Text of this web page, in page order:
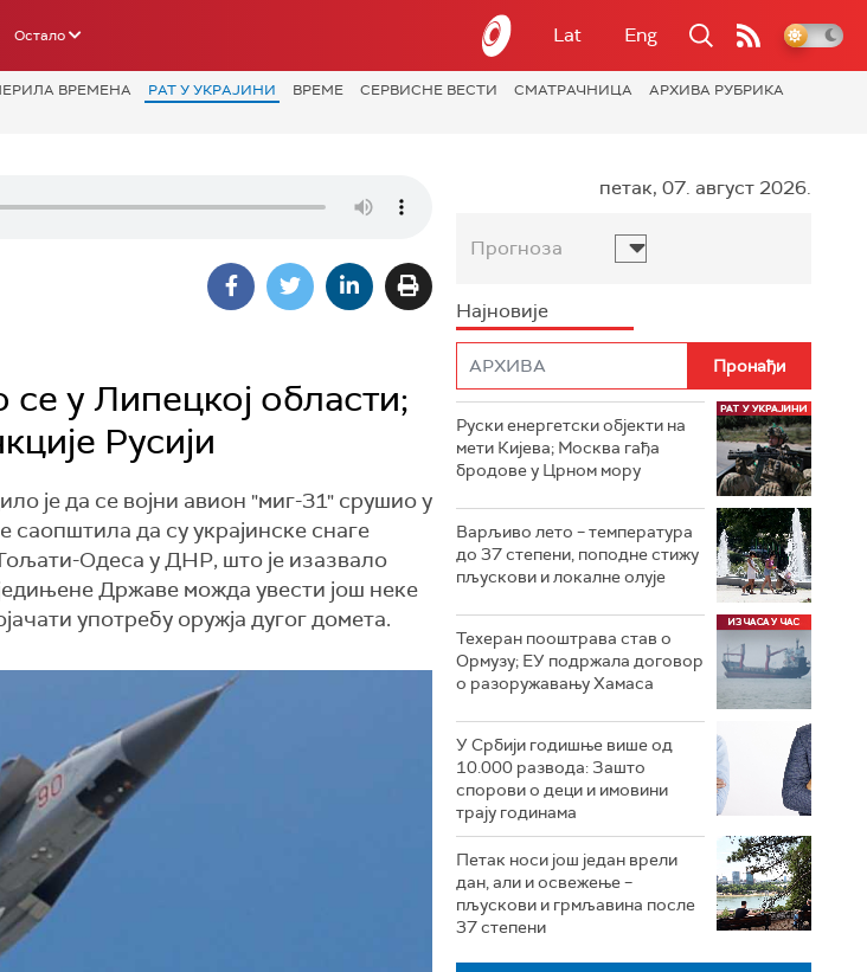
Остало Lat Eng
ВРЕМЕНА РАТ У УКРАЈИНИ ВРЕМЕ СЕРВИСНЕ ВЕСТИ СМАТРАЧНИЦА
АРХИВА РУБРИКА
у Липецкој области;
Русији
је да се војни авион "миг-31" срушио у
саопштила да су украјинске снаге
Одеса у ДНР, што је изазвало
Државе можда увести још неке
употребу оружја дугог домета.
петак, 07. август 2026.
Прогноза
Најновије
Руски енергетски објекти на
мети Кијева; Москва гађа
бродове у Црном мору
Варљиво лето – температура
до 37 степени, поподне стижу
пљускови и локалне олује
Техеран пооштрава став о
Ормузу; ЕУ подржала договор
о разоружавању Хамаса
У Србији годишње више од
10.000 развода: Зашто
спорови о деци и имовини
трају годинама
Петак носи још један врели
дан, али и освежење –
пљускови и грмљавина после
37 степени